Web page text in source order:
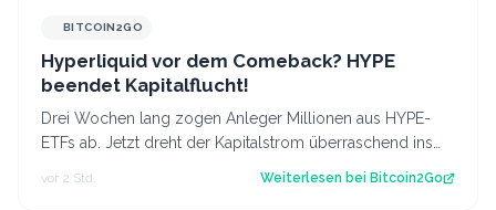
BITCOIN2GO
Hyperliquid vor dem Comeback? HYPE
beendet Kapitalflucht!
Drei Wochen lang zogen Anleger Millionen aus HYPE-
ETFs ab. Jetzt dreht der Kapitalstrom überraschend ins
vor 2 Std. Weiterlesen bei Bitcoin2Go